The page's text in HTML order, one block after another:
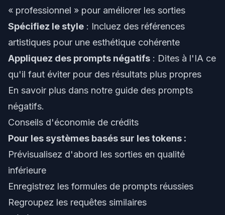
« professionnel » pour améliorer les sorties
Spécifiez le style : Incluez des références
artistiques pour une esthétique cohérente
Appliquez des prompts négatifs : Dites à l'IA ce
qu'il faut éviter pour des résultats plus propres
En savoir plus dans notre guide des prompts
négatifs.
Conseils d'économie de crédits
Pour les systèmes basés sur les tokens :
Prévisualisez d'abord les sorties en qualité
inférieure
Enregistrez les formules de prompts réussies
Regroupez les requêtes similaires